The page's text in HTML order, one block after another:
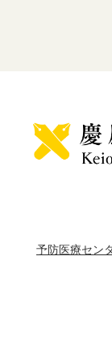
予防医療セン